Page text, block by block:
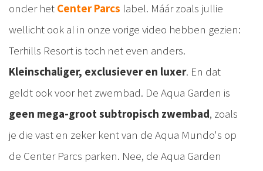
onder het Center Parcs label. Máár zoals jullie
wellicht ook al in onze vorige video hebben gezien:
Terhills Resort is toch net even anders.
Kleinschaliger, exclusiever en luxer. En dat
geldt ook voor het zwembad. De Aqua Garden is
geen mega-groot subtropisch zwembad, zoals
je die vast en zeker kent van de Aqua Mundo's op
de Center Parcs parken. Nee, de Aqua Garden